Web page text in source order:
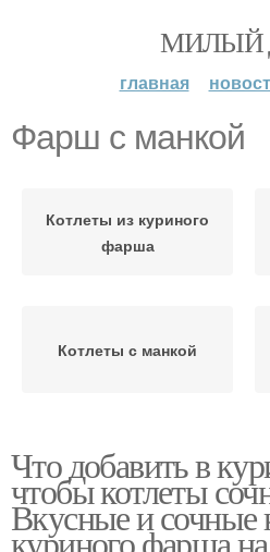
МИЛЫЙ
главная
Фарш с манкой
Котлеты из куриного
фарша
Котлеты с манкой
Что добавить в
чтобы котлеты
Вкусные и сочные